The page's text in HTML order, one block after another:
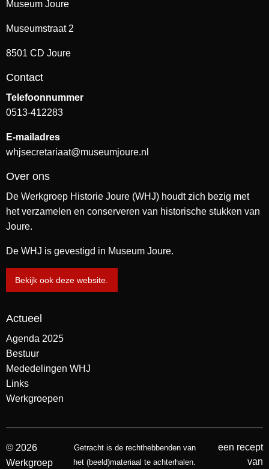
Museum Joure
Museumstraat 2
8501 CD Joure
Contact
Telefoonnummer
0513-412283
E-mailadres
whjsecretariaat@museumjoure.nl
Over ons
De Werkgroep Historie Joure (WHJ) houdt zich bezig met
het verzamelen en conserveren van historische stukken van
Joure.
De WHJ is gevestigd in Museum Joure.
Bekijk ook deze website.
Actueel
Agenda 2025
Bestuur
Mededelingen WHJ
Links
Werkgroepen
© 2026
Werkgroep
Getracht is de rechthebbenden van
het (beeld)materiaal te achterhalen.
een recept
van